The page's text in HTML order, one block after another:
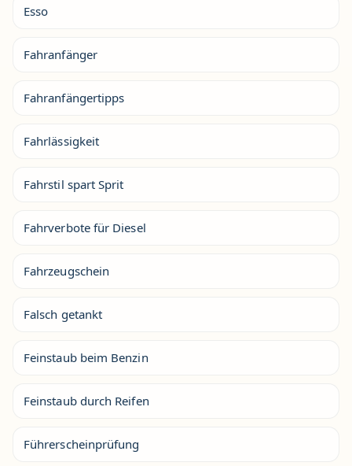
Esso
Fahranfänger
Fahranfängertipps
Fahrlässigkeit
Fahrstil spart Sprit
Fahrverbote für Diesel
Fahrzeugschein
Falsch getankt
Feinstaub beim Benzin
Feinstaub durch Reifen
Führerscheinprüfung